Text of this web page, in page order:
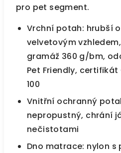
pro pet segment.
Vrchní potah: hrubší
velvetovým
gramáž 360 g/bm,
Pet Friendly, certifikát
100
Vnitřní ochranný
nepropustný, chrání
nečistotami
Dno matrace: nylon s